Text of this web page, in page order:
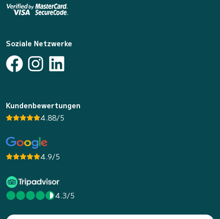
Soziale Netzwerke
Kundenbewertungen
4.88/5
4.9/5
4.3/5